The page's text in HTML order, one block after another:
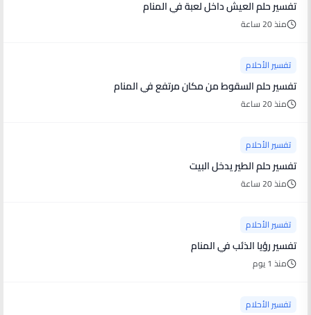
تفسير حلم العيش داخل لعبة في المنام
منذ 20 ساعة
تفسير الأحلام
تفسير حلم السقوط من مكان مرتفع في المنام
منذ 20 ساعة
تفسير الأحلام
تفسير حلم الطير يدخل البيت
منذ 20 ساعة
تفسير الأحلام
تفسير رؤيا الذئب في المنام
منذ 1 يوم
تفسير الأحلام